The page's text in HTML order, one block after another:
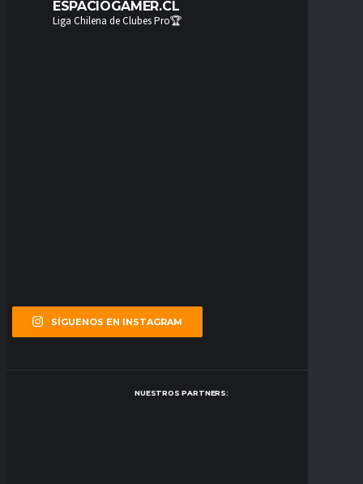
ESPACIOGAMER.CL
Liga Chilena de Clubes Pro🏆
SÍGUENOS EN INSTAGRAM
NUESTROS PARTNERS: